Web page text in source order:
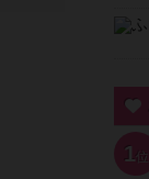
1 位